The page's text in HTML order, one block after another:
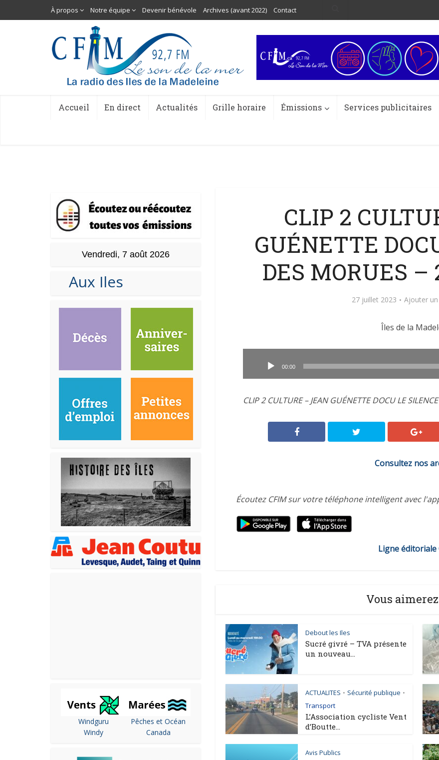
À propos Notre équipe Devenir bénévole Archives (avant 2022) Contact
Accueil En direct Actualités Grille horaire Émissions Services publicitaires
Vendredi, 7 août 2026
Aux Iles
Windguru
Windy
Pêches et Océan
Canada
CLIP 2
GUÉNETTE
DES MORUES
27 juillet 2023 Ajouter
Îles de la
00:00
CLIP 2 CULTURE – JEAN GUÉNETTE DOCU LE
Consultez nos
Écoutez CFIM sur votre téléphone intelligent avec
Ligne éditoriale
Vous
Debout les Iles
Sucré givré – TVA présente
un nouveau...
ACTUALITES • Sécurité publique •
Transport
L’Association cycliste Vent
d’Boutte...
Avis Publics